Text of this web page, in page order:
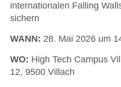
internationalen Falling
sichern
WANN: 28. Mai 2026 um
WO: High Tech Campus
12, 9500 Villach